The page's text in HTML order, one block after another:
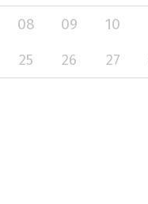
08 09 10
25 26 27